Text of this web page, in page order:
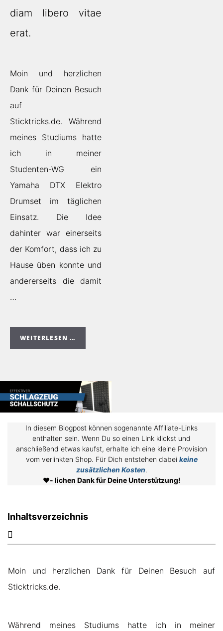
diam libero vitae
erat.
Moin und herzlichen
Dank für Deinen Besuch
auf
Sticktricks.de. Während
meines Studiums hatte
ich in meiner
Studenten-WG ein
Yamaha DTX Elektro
Drumset im täglichen
Einsatz. Die Idee
dahinter war einerseits
der Komfort, dass ich zu
Hause üben konnte und
andererseits die damit
…
WEITERLESEN …
In diesem Blogpost können sogenannte Affiliate-Links
enthalten sein. Wenn Du so einen Link klickst und
anschließend etwas kaufst, erhalte ich eine kleine Provision
vom verlinkten Shop. Für Dich entstehen dabei keine
zusätzlichen Kosten.
❤️- lichen Dank für Deine Unterstützung!
Inhaltsverzeichnis
Moin und herzlichen Dank für Deinen Besuch auf
Sticktricks.de.
Während meines Studiums hatte ich in meiner